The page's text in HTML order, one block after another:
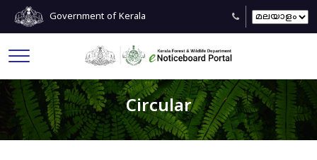
Government of Kerala
Circular